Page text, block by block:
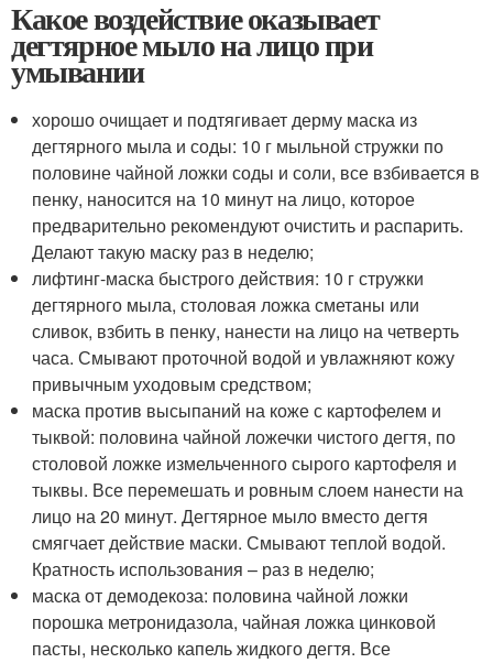
Какое воздействие оказывает
дегтярное мыло на лицо при
умывании
хорошо очищает и подтягивает дерму маска из
дегтярного мыла и соды: 10 г мыльной стружки по
половине чайной ложки соды и соли, все взбивается в
пенку, наносится на 10 минут на лицо, которое
предварительно рекомендуют очистить и распарить.
Делают такую маску раз в неделю;
лифтинг-маска быстрого действия: 10 г стружки
дегтярного мыла, столовая ложка сметаны или
сливок, взбить в пенку, нанести на лицо на четверть
часа. Смывают проточной водой и увлажняют кожу
привычным уходовым средством;
маска против высыпаний на коже с картофелем и
тыквой: половина чайной ложечки чистого дегтя, по
столовой ложке измельченного сырого картофеля и
тыквы. Все перемешать и ровным слоем нанести на
лицо на 20 минут. Дегтярное мыло вместо дегтя
смягчает действие маски. Смывают теплой водой.
Кратность использования – раз в неделю;
маска от демодекоза: половина чайной ложки
порошка метронидазола, чайная ложка цинковой
пасты, несколько капель жидкого дегтя. Все